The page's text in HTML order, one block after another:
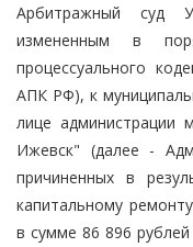
Арбитражный суд
измененным в
процессуального
АПК РФ), к
лице администрации
Ижевск" (далее -
причиненных в
капитальному
в сумме 86 896